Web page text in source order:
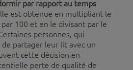
par rapport au temps
est obtenue en multipliant le
100 et en le divisant par le
personnes, qui
partager leur lit avec un
cette décision en
perte de qualité de